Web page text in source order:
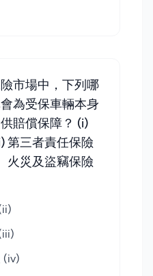
市場中，下列哪
為受保車輛本身
賠償保障？ (i)
第三者責任保險
火災及盜竊保險
(iv)